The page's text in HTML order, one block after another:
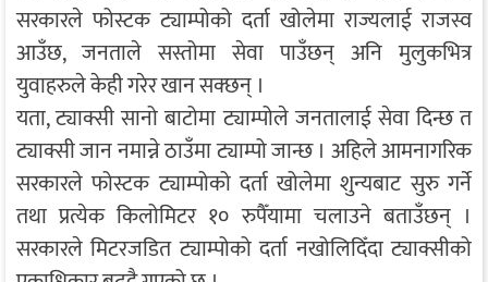
सरकारले फोस्टक ट्याम्पोको दर्ता खोलेमा राज्यलाई राजस्व
आउँछ, जनताले सस्तोमा सेवा पाउँछन् अनि मुलुकभित्र
युवाहरुले केही गरेर खान सक्छन् ।
यता, ट्याक्सी सानो बाटोमा ट्याम्पोले जनतालाई सेवा दिन्छ त
ट्याक्सी जान नमान्ने ठाउँमा ट्याम्पो जान्छ । अहिले आमनागरिक
सरकारले फोस्टक ट्याम्पोको दर्ता खोलेमा शुन्यबाट सुरु गर्ने
तथा प्रत्येक किलोमिटर १० रुपैँयामा चलाउने बताउँछन् ।
सरकारले मिटरजडित ट्याम्पोको दर्ता नखोलिदिँदा ट्याक्सीको